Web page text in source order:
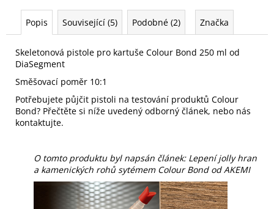
Popis Související (5) Podobné (2) Značka
Skeletonová pistole pro kartuše Colour Bond 250 ml od
DiaSegment
Směšovací poměr 10:1
Potřebujete půjčit pistoli na testování produktů Colour
Bond? Přečtěte si níže uvedený odborný článek, nebo nás
kontaktujte.
O tomto produktu byl napsán článek: Lepení jolly hran
a kamenických rohů sytémem Colour Bond od AKEMI